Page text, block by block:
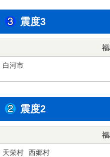
震度3
白河市
震度2
天栄村 西郷村